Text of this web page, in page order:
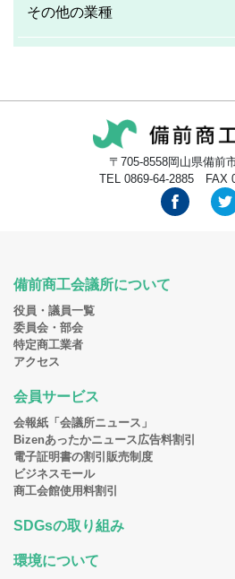
その他の業種
〒705-8558岡山県備前
TEL 0869-64-2885 FAX
備前商工会議所について
役員・議員一覧
委員会・部会
特定商工業者
アクセス
会員サービス
会報紙「会議所ニュース」
Bizenあったかニュース広告料割引
電子証明書の割引販売制度
ビジネスモール
商工会館使用料割引
SDGsの取り組み
環境について